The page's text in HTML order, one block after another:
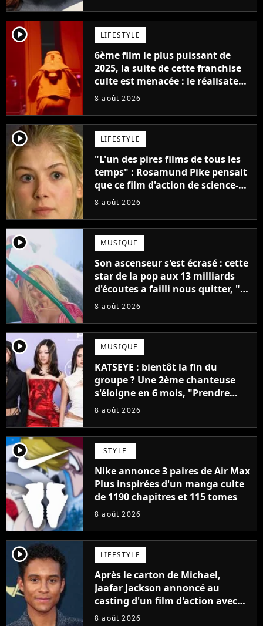
player2 LIFESTYLE
6ème film le plus puissant de
2025, la suite de cette franchise
culte est menacée : le réalisateur
claque la porte pour "différends
8 août 2026
player2 LIFESTYLE
"L'un des pires films de tous les
temps" : Rosamund Pike pensait
que ce film d'action de science-
fiction avec Dwayne Johnson
8 août 2026
player2 MUSIQUE
Son ascenseur s'est écrasé : cette
star de la pop aux 13 milliards
d'écoutes a failli nous quitter, "Je
pensais ne plus jamais chanter"
8 août 2026
player2 MUSIQUE
KATSEYE : bientôt la fin du
groupe ? Une 2ème chanteuse
s'éloigne en 6 mois, "Prendre
cette décision n’a pas été facile"
8 août 2026
player2 STYLE
Nike annonce 3 paires de Air Max
Plus inspirées d'un manga culte
de 1190 chapitres et 115 tomes
8 août 2026
player2 LIFESTYLE
Après le carton de Michael,
Jaafar Jackson annoncé au
casting d'un film d'action avec
Will Smith
8 août 2026